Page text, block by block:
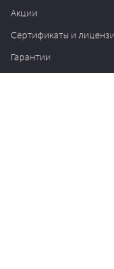
Акции
Сертификаты и
Гарантии